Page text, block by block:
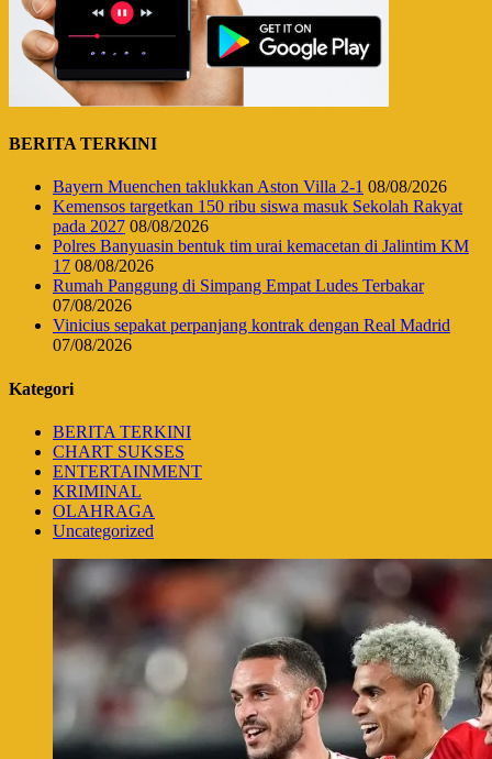
BERITA TERKINI
Bayern Muenchen taklukkan Aston Villa 2-1 08/08/2026
Kemensos targetkan 150 ribu siswa masuk Sekolah Rakyat
pada 2027 08/08/2026
Polres Banyuasin bentuk tim urai kemacetan di Jalintim KM
17 08/08/2026
Rumah Panggung di Simpang Empat Ludes Terbakar
07/08/2026
Vinicius sepakat perpanjang kontrak dengan Real Madrid
07/08/2026
Kategori
BERITA TERKINI
CHART SUKSES
ENTERTAINMENT
KRIMINAL
OLAHRAGA
Uncategorized